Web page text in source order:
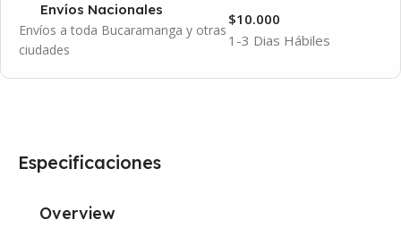
Envíos Nacionales
Envíos a toda Bucaramanga y otras
ciudades
1-3 Dias Hábiles
$10.000
Especificaciones
Overview